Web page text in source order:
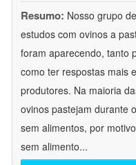
Resumo: Nosso grupo
estudos com ovinos a
foram aparecendo, tanto
como ter respostas mais
produtores. Na maioria
ovinos pastejam durante
sem alimentos, por
sem alimento...